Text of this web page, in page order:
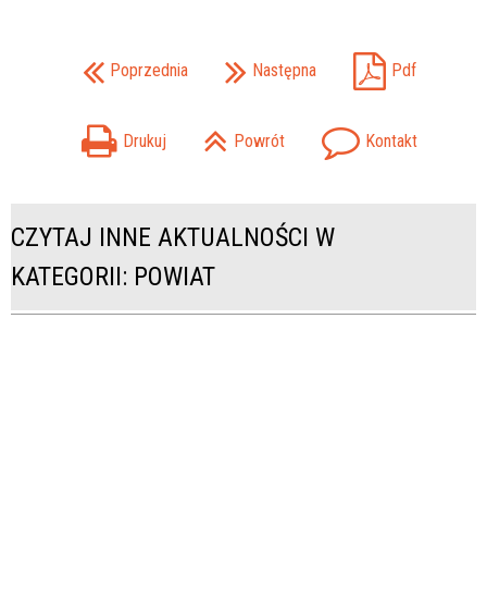
Poprzednia Następna Pdf
Drukuj Powrót Kontakt
CZYTAJ INNE AKTUALNOŚCI W
KATEGORII: POWIAT